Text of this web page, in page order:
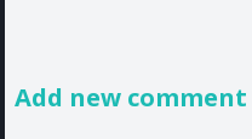
Add new comment